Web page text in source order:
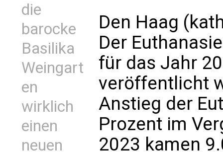
die
barocke
Basilika
Weingart
en
wirklich
einen
neuen
Den Haag
Der
für das Jahr
veröffentlicht
Anstieg der
Prozent im
2023 kamen